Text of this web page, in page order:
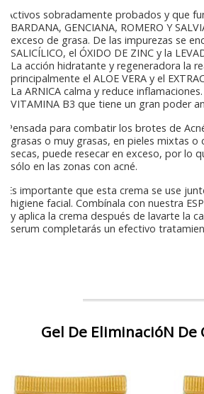
Activos sobradamente probados y que
BARDANA, GENCIANA, ROMERO Y
exceso de grasa. De las impurezas se
SALICÍLICO, el ÓXIDO DE ZINC y la
La acción hidratante y regeneradora la
principalmente el ALOE VERA y el
La ARNICA calma y reduce
VITAMINA B3 que tiene un gran poder
Pensada para combatir los brotes de
grasas o muy grasas, en pieles mixtas o
secas, puede resecar en exceso, por lo
sólo en las zonas con acné.
Es importante que esta crema se use
higiene facial. Combínala con nuestra
y aplica la crema después de lavarte la
serum completarás un efectivo
Gel De EliminacióN De